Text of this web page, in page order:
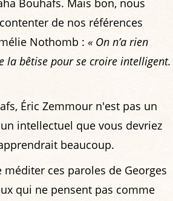
Bouhafs. Mais bon, nous
de nos références
Nothomb : « On n’a rien
la bêtise pour se croire intelligent.
Éric Zemmour n'est pas un
intellectuel que vous devriez
beaucoup.
méditer ces paroles de Georges
qui ne pensent pas comme